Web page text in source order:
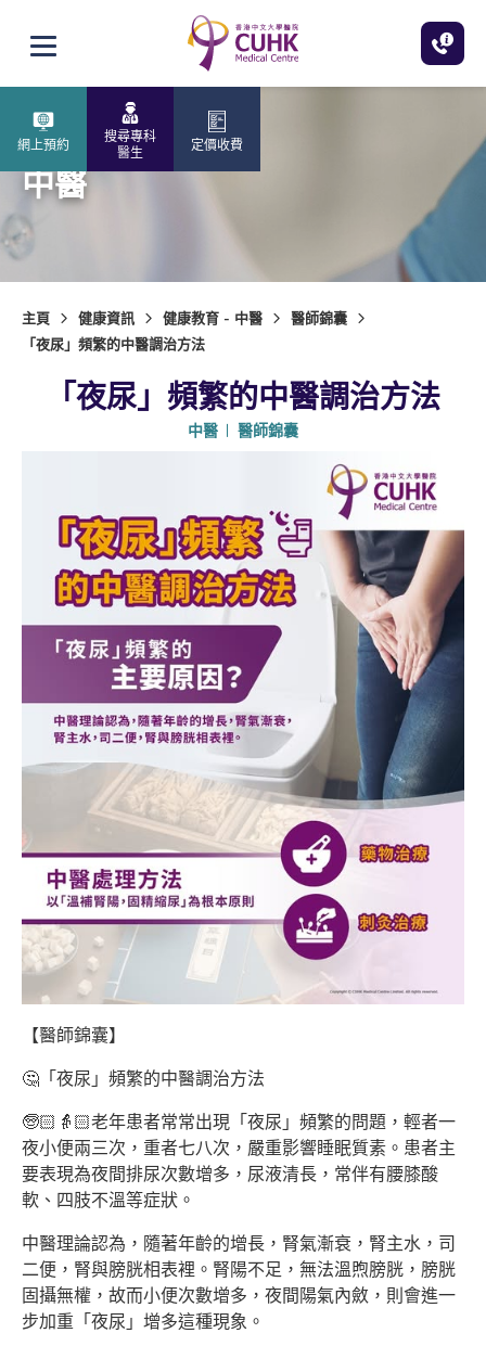
打開選單
網上預約
搜尋專科
醫生
定價收費
中醫
主頁 健康資訊 健康教育 - 中醫
醫師錦囊
「夜尿」頻繁的中醫調治方法
「夜尿」頻繁的中醫調治方法
中醫 醫師錦囊
【醫師錦囊】
🤔「夜尿」頻繁的中醫調治方法
🧓🏻👵🏻老年患者常常出現「夜尿」頻繁的問題，輕者一
夜小便兩三次，重者七八次，嚴重影響睡眠質素。患者主
要表現為夜間排尿次數增多，尿液清長，常伴有腰膝酸
軟、四肢不溫等症狀。
中醫理論認為，隨著年齡的增長，腎氣漸衰，腎主水，司
二便，腎與膀胱相表裡。腎陽不足，無法溫煦膀胱，膀胱
固攝無權，故而小便次數增多，夜間陽氣內斂，則會進一
步加重「夜尿」增多這種現象。